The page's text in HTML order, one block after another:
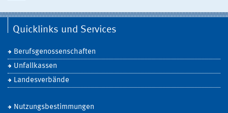
Quicklinks und Services
Berufsgenossenschaften
Unfallkassen
Landesverbände
Nutzungsbestimmungen